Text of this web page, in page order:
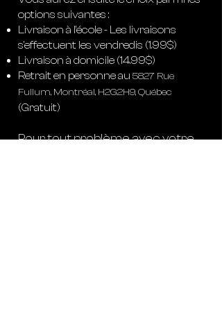
options suivantes :
Livraison à l’école - Les livraisons
s'effectuent les vendredis (1.99$)
Livraison à domicile (14.99$)
Retrait en personne au 5827 Rue
Fullum, Montréal, H2G2H9, Québec
(Gratuit)
Pour tout problème avec votre